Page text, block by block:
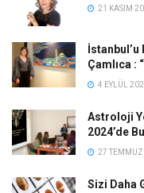
21 KASIM
İstanbul’u
Çamlıca :
4 EYLÜL
Astroloji
2024’de
27
Sizi Daha